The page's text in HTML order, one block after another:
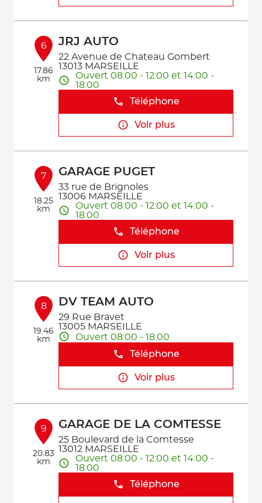
6
17.86
km
JRJ AUTO
22 Avenue de Chateau Gombert
13013 MARSEILLE
Ouvert 08:00 - 12:00 et 14:00 -
18:00
Téléphone
Voir plus
7
18.25
km
GARAGE PUGET
33 rue de Brignoles
13006 MARSEILLE
Ouvert 08:00 - 12:00 et 14:00 -
18:00
Téléphone
Voir plus
8
19.46
km
DV TEAM AUTO
29 Rue Bravet
13005 MARSEILLE
Ouvert 08:00 - 18:00
Téléphone
Voir plus
9
20.83
km
GARAGE DE LA COMTESSE
25 Boulevard de la Comtesse
13012 MARSEILLE
Ouvert 08:00 - 12:00 et 14:00 -
18:00
Téléphone